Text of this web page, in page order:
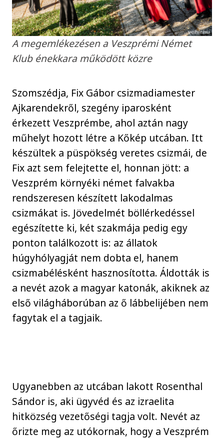
A megemlékezésen a Veszprémi Német
Klub énekkara működött közre
Szomszédja, Fix Gábor csizmadiamester
Ajkarendekről, szegény iparosként
érkezett Veszprémbe, ahol aztán nagy
műhelyt hozott létre a Kőkép utcában. Itt
készültek a püspökség veretes csizmái, de
Fix azt sem felejtette el, honnan jött: a
Veszprém környéki német falvakba
rendszeresen készített lakodalmas
csizmákat is. Jövedelmét böllérkedéssel
egészítette ki, két szakmája pedig egy
ponton találkozott is: az állatok
húgyhólyagját nem dobta el, hanem
csizmabélésként hasznosította. Áldották is
a nevét azok a magyar katonák, akiknek az
első világháborúban az ő lábbelijében nem
fagytak el a tagjaik.
Ugyanebben az utcában lakott Rosenthal
Sándor is, aki ügyvéd és az izraelita
hitközség vezetőségi tagja volt. Nevét az
őrizte meg az utókornak, hogy a Veszprém